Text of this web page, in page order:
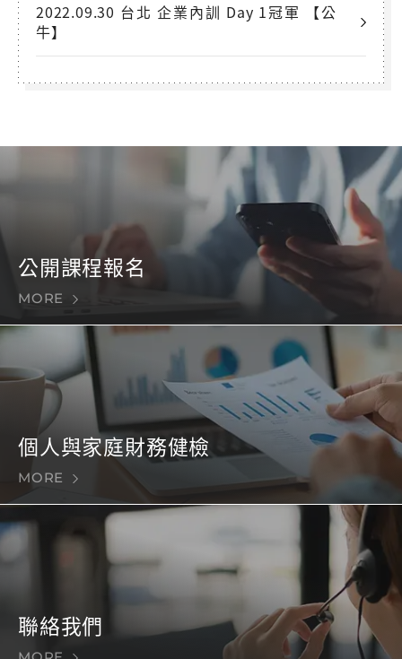
2022.09.30 台北 企業內訓 Day 1冠軍 【公
牛】
公開課程報名
MORE
個人與家庭財務健檢
MORE
聯絡我們